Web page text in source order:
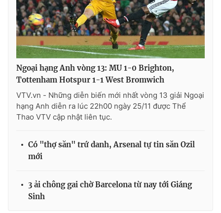
Ngoại hạng Anh vòng 13: MU 1-0 Brighton,
Tottenham Hotspur 1-1 West Bromwich
VTV.vn - Những diễn biến mới nhất vòng 13 giải Ngoại
hạng Anh diễn ra lúc 22h00 ngày 25/11 được Thể
Thao VTV cập nhật liên tục.
Có "thợ săn" trứ danh, Arsenal tự tin săn Ozil
mới
3 ải chông gai chờ Barcelona từ nay tới Giáng
Sinh